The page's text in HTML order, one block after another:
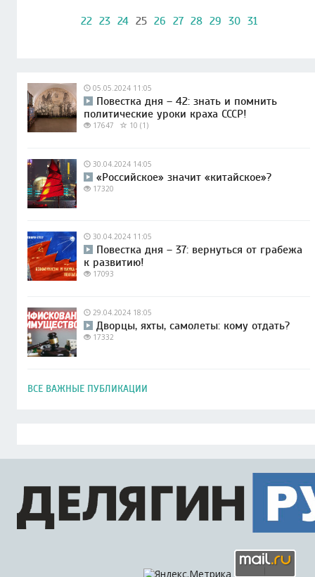
22 23 24 25 26 27 28 29 30 31
05.05.2024 11:05
Повестка дня – 42: знать и помнить
политические уроки краха СССР!
17647 10 (1)
30.04.2024 14:05
«Российское» значит «китайское»?
17320
30.04.2024 11:05
Повестка дня – 37: вернуться от грабежа
к развитию!
17093
29.04.2024 18:05
Дворцы, яхты, самолеты: кому отдать?
17332
ВСЕ ВАЖНЫЕ ПУБЛИКАЦИИ